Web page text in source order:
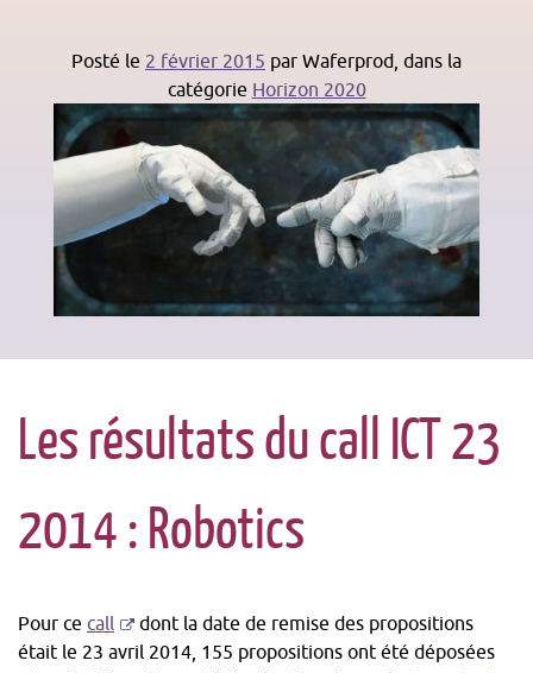
Posté le 2 février 2015 par Waferprod , dans la
catégorie Horizon 2020
Les résultats du call ICT 23
2014 : Robotics
Pour ce call
S'ouvre
dont la date de remise des propositions
était le 23 avril 2014, 155 propositions ont été déposées